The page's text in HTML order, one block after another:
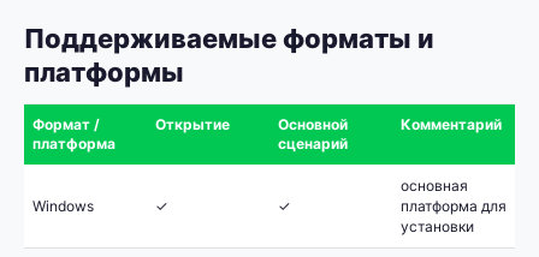
Поддерживаемые форматы и
платформы
Формат /
платформа
Открытие
Основной
сценарий
Комментарий
Windows ✓ ✓
основная
платформа для
установки